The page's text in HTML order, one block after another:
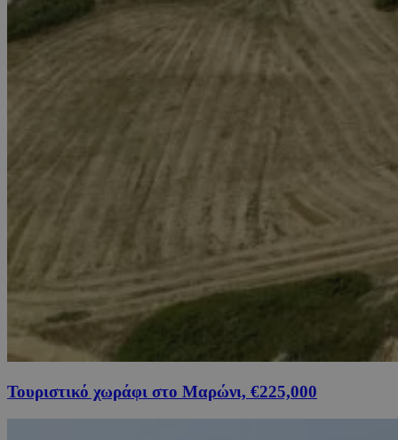
Τουριστικό χωράφι στο Μαρώνι, €225,000